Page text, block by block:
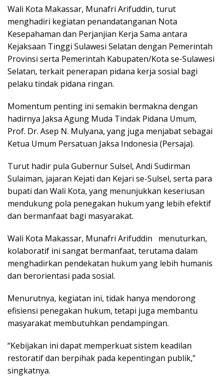
Wali Kota Makassar, Munafri Arifuddin, turut
menghadiri kegiatan penandatanganan Nota
Kesepahaman dan Perjanjian Kerja Sama antara
Kejaksaan Tinggi Sulawesi Selatan dengan Pemerintah
Provinsi serta Pemerintah Kabupaten/Kota se-Sulawesi
Selatan, terkait penerapan pidana kerja sosial bagi
pelaku tindak pidana ringan.
Momentum penting ini semakin bermakna dengan
hadirnya Jaksa Agung Muda Tindak Pidana Umum,
Prof. Dr. Asep N. Mulyana, yang juga menjabat sebagai
Ketua Umum Persatuan Jaksa Indonesia (Persaja).
Turut hadir pula Gubernur Sulsel, Andi Sudirman
Sulaiman, jajaran Kejati dan Kejari se-Sulsel, serta para
bupati dan Wali Kota, yang menunjukkan keseriusan
mendukung pola penegakan hukum yang lebih efektif
dan bermanfaat bagi masyarakat.
Wali Kota Makassar, Munafri Arifuddin menuturkan,
kolaboratif ini sangat bermanfaat, terutama dalam
menghadirkan pendekatan hukum yang lebih humanis
dan berorientasi pada sosial.
Menurutnya, kegiatan ini, tidak hanya mendorong
efisiensi penegakan hukum, tetapi juga membantu
masyarakat membutuhkan pendampingan.
“Kebijakan ini dapat memperkuat sistem keadilan
restoratif dan berpihak pada kepentingan publik,”
singkatnya.